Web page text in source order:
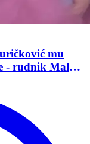
mu
- rudnik Malka